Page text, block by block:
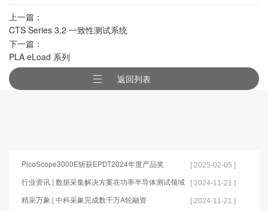
上一篇：
CTS Series 3.2 一致性测试系统
下一篇：
PLA eLoad 系列
返回列表
PicoScope3000E斩获EPDT2024年度产品奖 [ 2025-02-05 ]
行业资讯 | 数据采集解决方案在功率半导体测试领域
的应用
[ 2024-11-21 ]
精采万象 | 中科采象完成数千万A轮融资 [ 2024-11-21 ]